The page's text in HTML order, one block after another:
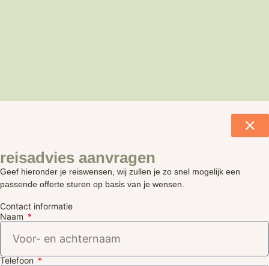
reisadvies aanvragen
Geef hieronder je reiswensen, wij zullen je zo snel mogelijk een
passende offerte sturen op basis van je wensen.
Contact informatie
Naam
Telefoon